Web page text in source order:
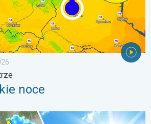
noce
burze. Niebezpieczna mieszanka. . .